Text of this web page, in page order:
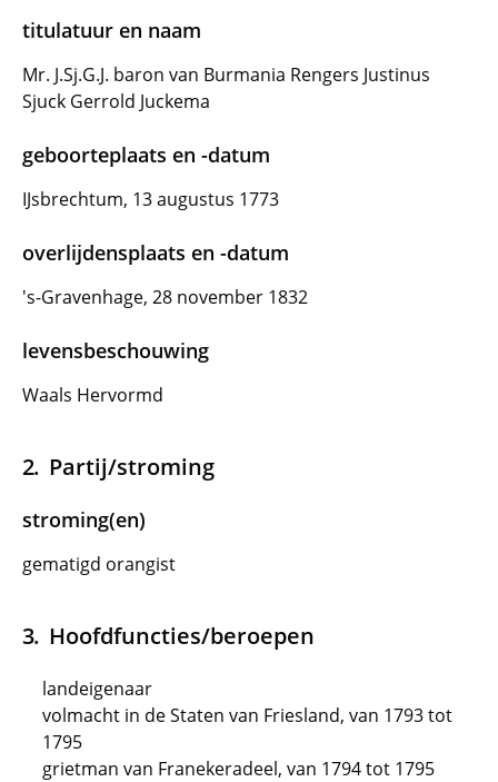
titulatuur en naam
Mr. J.Sj.G.J. baron van Burmania Rengers Justinus
Sjuck Gerrold Juckema
geboorteplaats en -datum
IJsbrechtum, 13 augustus 1773
overlijdensplaats en -datum
's-Gravenhage, 28 november 1832
levensbeschouwing
Waals Hervormd
Partij/stroming
stroming(en)
gematigd orangist
Hoofdfuncties/beroepen
landeigenaar
volmacht in de Staten van Friesland, van 1793 tot
1795
grietman van Franekeradeel, van 1794 tot 1795